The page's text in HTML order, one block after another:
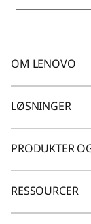
OM LENOVO
Investors
LØSNINGER
PRODUKTER
RESSOURCER